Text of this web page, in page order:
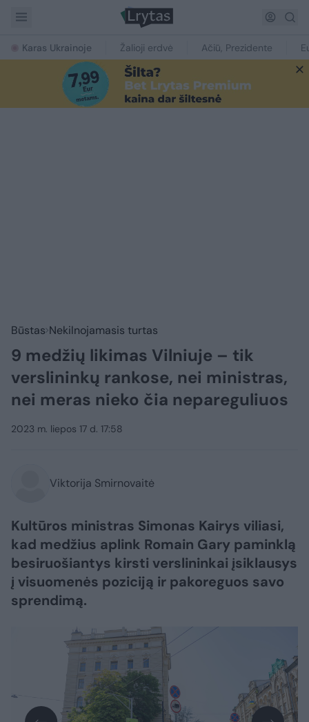
Karas Ukrainoje Žalioji erdvė Ačiū, Prezidente
Būstas Nekilnojamasis turtas
9 medžių likimas Vilniuje – tik
verslininkų rankose, nei ministras,
nei meras nieko čia nepareguliuos
2023 m. liepos 17 d. 17:58
Viktorija Smirnovaitė
Kultūros ministras Simonas Kairys viliasi,
kad medžius aplink Romain Gary paminklą
besiruošiantys kirsti verslininkai įsiklausys
į visuomenės poziciją ir pakoreguos savo
sprendimą.